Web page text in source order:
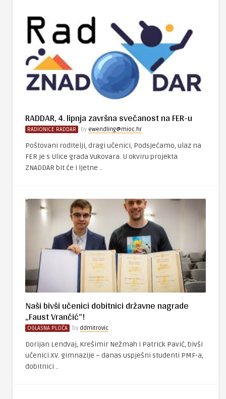
RADDAR, 4. lipnja završna svečanost na FER-u
RADIONICE RADDAR by ewendling@mioc.hr
Poštovani roditelji, dragi učenici, Podsjećamo, ulaz na
FER je s Ulice grada Vukovara. U okviru projekta
ZNADDAR bit će i ljetne ..
Naši bivši učenici dobitnici državne nagrade
„Faust Vrančić“!
OGLASNA PLOČA by ddmitrovic
Dorijan Lendvaj, Krešimir Nežmah i Patrick Pavić, bivši
učenici XV. gimnazije – danas uspješni studenti PMF-a,
dobitnici ..